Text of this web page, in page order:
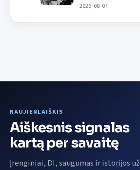
2026-08-07
NAUJIENLAIŠKIS
Aiškesnis signalas
kartą per savaitę
Įrenginiai, DI, saugumas ir istorijos už